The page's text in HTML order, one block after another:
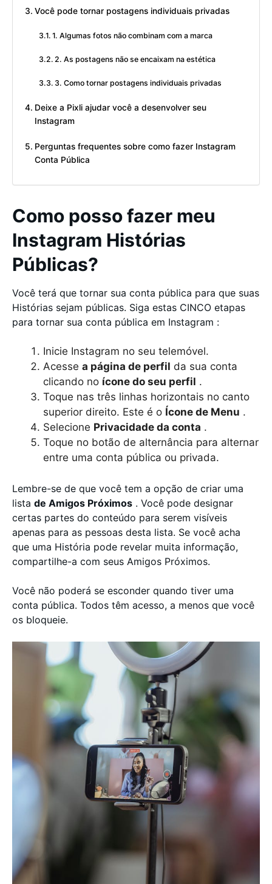
Você pode tornar postagens individuais privadas
1. Algumas fotos não combinam com a marca
2. As postagens não se encaixam na estética
3. Como tornar postagens individuais privadas
Deixe a Pixli ajudar você a desenvolver seu
Instagram
Perguntas frequentes sobre como fazer Instagram
Conta Pública
Como posso fazer meu
Instagram Histórias
Públicas?
Você terá que tornar sua conta pública para que suas
Histórias sejam públicas. Siga estas CINCO etapas
para tornar sua conta pública em Instagram :
Inicie Instagram no seu telemóvel.
Acesse a página de perfil da sua conta
clicando no ícone do seu perfil .
Toque nas três linhas horizontais no canto
superior direito. Este é o Ícone de Menu .
Selecione Privacidade da conta .
Toque no botão de alternância para alternar
entre uma conta pública ou privada.
Lembre-se de que você tem a opção de criar uma
lista de Amigos Próximos . Você pode designar
certas partes do conteúdo para serem visíveis
apenas para as pessoas desta lista. Se você acha
que uma História pode revelar muita informação,
compartilhe-a com seus Amigos Próximos.
Você não poderá se esconder quando tiver uma
conta pública. Todos têm acesso, a menos que você
os bloqueie.